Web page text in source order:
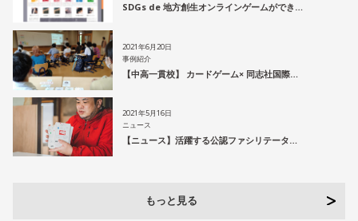
SDGs de 地方創生オンラインゲームができ…
2021年6月20日
事例紹介
【中高一貫校】 カードゲーム× 同志社国際…
2021年5月16日
ニュース
【ニュース】活躍する公認ファシリテータ…
もっと見る